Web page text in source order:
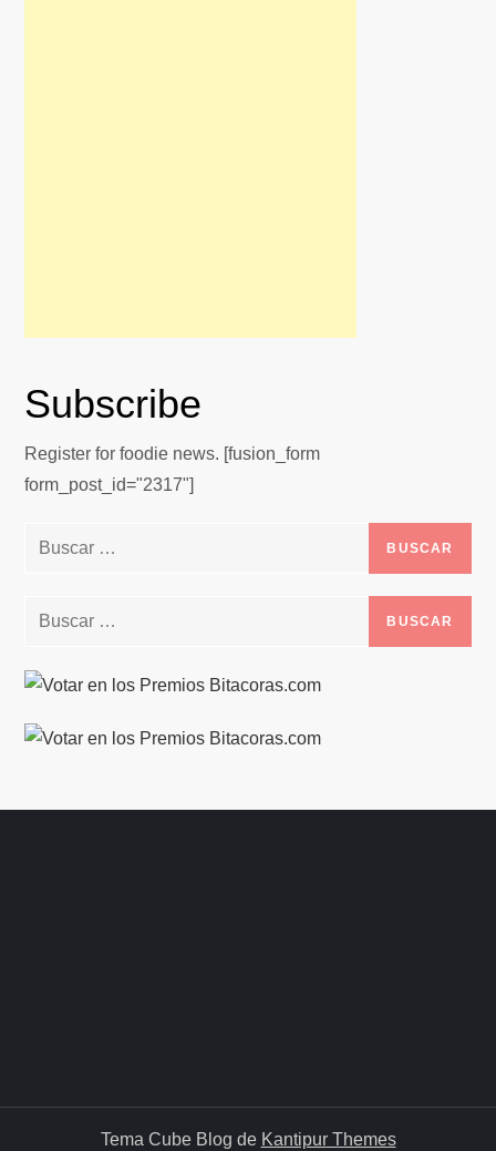
Subscribe
Register for foodie news. [fusion_form
form_post_id="2317"]
Buscar:
Buscar:
Tema Cube Blog de Kantipur Themes